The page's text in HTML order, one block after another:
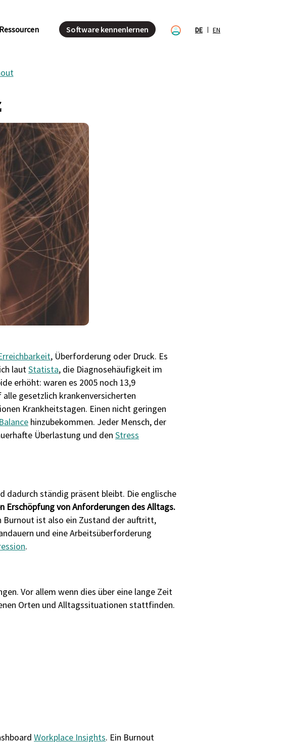
Ressourcen Software kennenlernen DE EN
, Überforderung oder Druck. Es
lautStatista, die Diagnosehäufigkeit im
erhöht: waren es 2005 noch 13,9
gesetzlich krankenversicherten
Krankheitstagen. Einen nicht geringen
hinzubekommen. Jeder Mensch, der
Überlastung und den Stress
ständig präsent bleibt. Die englische
Erschöpfung von Anforderungen des Alltags.
Burnout ist also ein Zustand der auftritt,
und eine Arbeitsüberforderung
.
Vor allem wenn dies über eine lange Zeit
Orten und Alltagssituationen stattfinden.
Workplace Insights. Ein Burnout